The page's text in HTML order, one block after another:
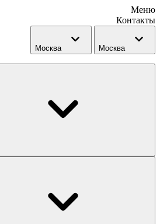
Меню
Контакты
Москва Москва